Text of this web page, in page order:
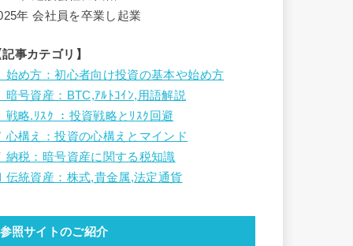
年 会社員を卒業し起業
記事カテゴリ】
始め方：初心者向け投資の基本や始め方
暗号資産：BTC,ｱﾙﾄｺｲﾝ,用語解説
戦略.ﾘｽｸ ：投資戦略とﾘｽｸ回避
心構え：投資の心構えとマインド
納税：暗号資産に関する税知識
伝統資産：株式,貴金属,法定通貨
参照サイトのご紹介